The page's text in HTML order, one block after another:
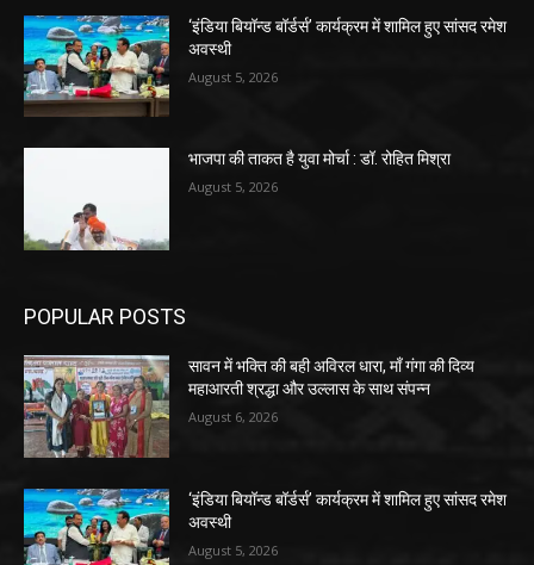
‘इंडिया बियॉन्ड बॉर्डर्स’ कार्यक्रम में शामिल हुए सांसद रमेश
अवस्थी
August 5, 2026
भाजपा की ताकत है युवा मोर्चा : डॉ. रोहित मिश्रा
August 5, 2026
POPULAR POSTS
सावन में भक्ति की बही अविरल धारा, माँ गंगा की दिव्य
महाआरती श्रद्धा और उल्लास के साथ संपन्न
August 6, 2026
‘इंडिया बियॉन्ड बॉर्डर्स’ कार्यक्रम में शामिल हुए सांसद रमेश
अवस्थी
August 5, 2026